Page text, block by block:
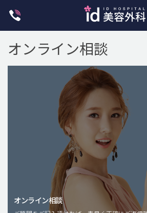
脂肪注入(アンチエイジング)
オンライン相談
オンライン相談